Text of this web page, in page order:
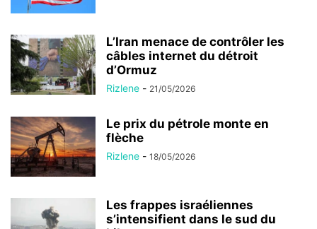
L’Iran menace de contrôler les
câbles internet du détroit
d’Ormuz
Rizlene - 21/05/2026
Le prix du pétrole monte en
flèche
Rizlene - 18/05/2026
Les frappes israéliennes
s’intensifient dans le sud du